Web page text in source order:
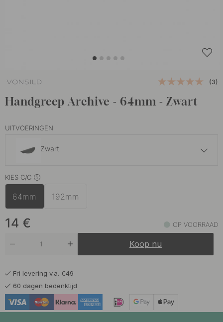
(3)
Handgreep Archive - 64mm - Zwart
UITVOERINGEN
Zwart
KIES C/C
64mm 192mm
14 € OP VOORRAAD
Koop nu
Fri levering v.a. €49
60 dagen bedenktijd